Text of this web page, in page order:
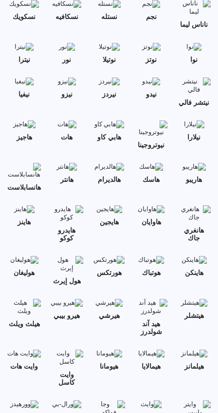
ناناس ليما
نجم نستله نسكافيه نسكويك
نوا نوتز نوتيلا نور نيترا
نيتشر فالي
نيدو نيردز نيزو نيفيا
نيلارا
نيوتروجينا
هابي كاو هات هاجيز
هاريبو هاسك هالديرام
هانتر
هانسابلاست
هانغري
جاك
هاوايان
هايجين
هايدرو
كوكو
هاينز
هاينكن هوتباك
هورتكس
هول إيرث
هوليغان
هيتشلر
هيد آند
شولدرز
هيرشي
هيرو بيبي
هيلث ويلث
هيلمانز هيمالايا
هيومانا
وايت
كاسل
وايت هات